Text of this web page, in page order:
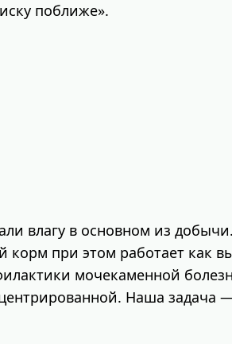
поближе».
влагу в основном из
корм при этом работает
мочекаменной
Наша задача